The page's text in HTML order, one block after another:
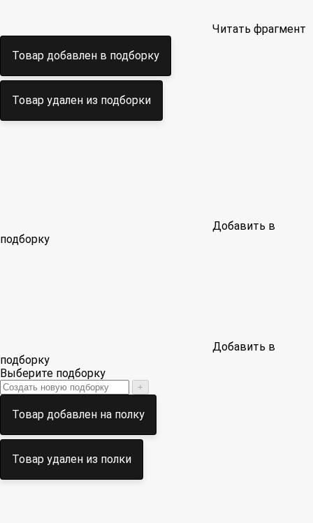
Читать фрагмент
Товар добавлен в подборку
Товар удален из подборки
Добавить в
подборку
Добавить в
подборку
Выберите подборку
+
Товар добавлен на полку
Товар удален из полки